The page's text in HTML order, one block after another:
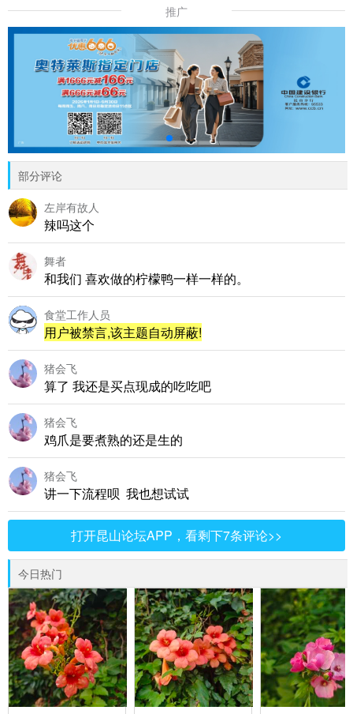
推广
部分评论
左岸有故人
辣吗这个
舞者
和我们 喜欢做的柠檬鸭一样一样的。
食堂工作人员
用户被禁言,该主题自动屏蔽!
猪会飞
算了 我还是买点现成的吃吃吧
猪会飞
鸡爪是要煮熟的还是生的
猪会飞
讲一下流程呗 我也想试试
打开昆山论坛APP，看剩下7条评论>>
今日热门